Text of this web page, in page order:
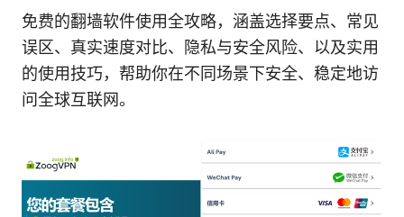
免费的翻墙软件使用全攻略，涵盖选择要点、常见
误区、真实速度对比、隐私与安全风险、以及实用
的使用技巧，帮助你在不同场景下安全、稳定地访
问全球互联网。